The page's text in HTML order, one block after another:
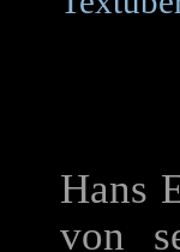
Hans
von